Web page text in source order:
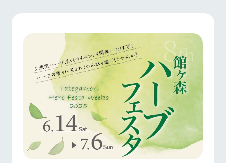
営業時
間・料金
交通アク
フラワー
ガーデン
花のある美しい
自然環境の中、
季節の移り変わ
りを存分に味わ
動物とふ
れあう
触れて、感じ
て、学ぶ。館ヶ
森の雄大な自然
なかで動物とふ
れあう
アクティ
ビティ／
体験
ツリーハウスや
各種体験教室な
ど、楽しみなが
ら学べる様々な
アクティビティ
レストラ
ン
ショップ
／お買い
物
牧場マッ
プ
私たちの取り組み
生産品を見る
ArkFarm Wedding
お知らせ
ブログ
お問い合わせ・資料請求
牧場トップ 今日の牧場 牧場の楽しみ方